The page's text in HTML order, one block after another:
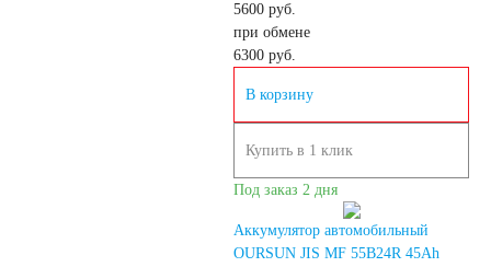
Аккумуляторы для
5600 руб.
при обмене
6300 руб.
В корзину
Купить в 1 клик
Под заказ 2 дня
Аккумулятор автомобильный
OURSUN JIS MF 55B24R 45Ah